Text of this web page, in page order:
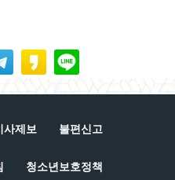
사제보 불편신고
청소년보호정책